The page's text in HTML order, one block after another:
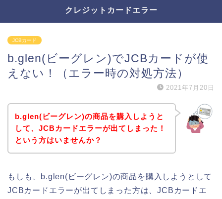
クレジットカードエラー
JCBカード
b.glen(ビーグレン)でJCBカードが使
えない！（エラー時の対処方法）
2021年7月20日
b.glen(ビーグレン)の商品を購入しようと
して、JCBカードエラーが出てしまった！
という方はいませんか？
もしも、b.glen(ビーグレン)の商品を購入しようとして
JCBカードエラーが出てしまった方は、JCBカードエ